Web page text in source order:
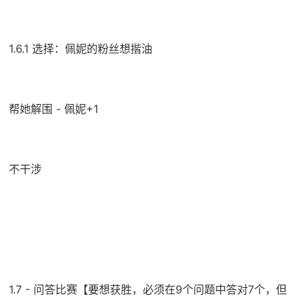
1.6.1 选择：佩妮的粉丝想揩油
帮她解围 - 佩妮+1
不干涉
1.7 - 问答比赛【要想获胜，必须在9个问题中答对7个，但